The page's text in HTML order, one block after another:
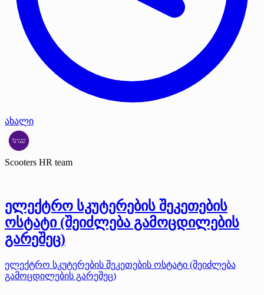
ახალი
Scooters HR team
ელექტრო სკუტერების შეკეთების
ოსტატი (შეიძლება გამოცდილების
გარეშეც)
ელექტრო სკუტერების შეკეთების ოსტატი (შეიძლება
გამოცდილების გარეშეც)